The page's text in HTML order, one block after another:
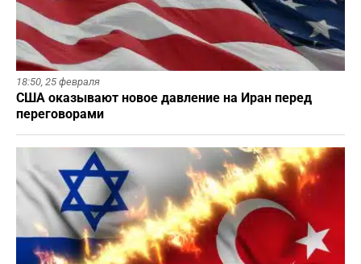
18:50, 25 февраля
США оказывают новое давление на Иран перед
переговорами